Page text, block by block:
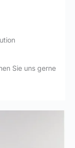
Sie uns gerne